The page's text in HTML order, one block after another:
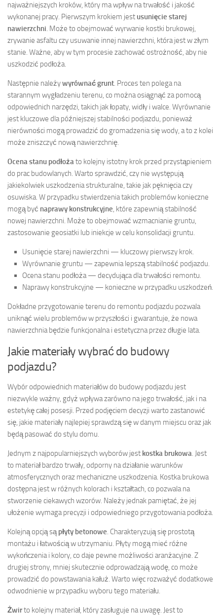
najważniejszych kroków, który ma wpływ na trwałość i jakość
wykonanej pracy. Pierwszym krokiem jest usunięcie starej
nawierzchni. Może to obejmować wyrwanie kostki brukowej,
zrywanie asfaltu czy usuwanie innej nawierzchni, która jest w złym
stanie. Ważne, aby w tym procesie zachować ostrożność, aby nie
uszkodzić podłoża.
Następnie należywyrównać grunt. Proces ten polega na
starannym wygładzeniu terenu, co można osiągnąć za pomocą
odpowiednich narzędzi, takich jak łopaty, widły i walce. Wyrównanie
jest kluczowe dla późniejszej stabilności podjazdu, ponieważ
nierówności mogą prowadzić do gromadzenia się wody, a to z kolei
może zniszczyć nową nawierzchnię.
Ocena stanu podłożato kolejny istotny krok przed przystąpieniem
do prac budowlanych. Warto sprawdzić, czy nie występują
jakiekolwiek uszkodzenia strukturalne, takie jak pęknięcia czy
osuwiska. W przypadku stwierdzenia takich problemów konieczne
mogą być naprawy konstrukcyjne, które zapewnią stabilność
nowej nawierzchni. Może to obejmować wzmacnianie gruntu,
zastosowanie geosiatki lub iniekcje w celu konsolidacji gruntu.
Usunięcie starej nawierzchni — kluczowy pierwszy krok.
Wyrównanie gruntu — zapewnia lepszą stabilność podjazdu.
Ocena stanu podłoża — decydująca dla trwałości remontu.
Naprawy konstrukcyjne — konieczne w przypadku uszkodzeń.
Dokładne przygotowanie terenu do remontu podjazdu pozwala
uniknąć wielu problemów w przyszłości i gwarantuje, że nowa
nawierzchnia będzie funkcjonalna i estetyczna przez długie lata.
Jakie materiały wybrać do budowy
podjazdu?
Wybór odpowiednich materiałów do budowy podjazdu jest
niezwykle ważny, gdyż wpływa zarówno na jego trwałość, jak i na
estetykę całej posesji. Przed podjęciem decyzji warto zastanowić
się, jakie materiały najlepiej sprawdzą się w danym miejscu oraz jak
będą pasować do stylu domu.
Jednym z najpopularniejszych wyborów jest kostka brukowa. Jest
to materiał bardzo trwały, odporny na działanie warunków
atmosferycznych oraz mechaniczne uszkodzenia. Kostka brukowa
dostępna jest w różnych kolorach i kształtach, co pozwala na
stworzenie ciekawych wzorów. Należy jednak pamiętać, że jej
ułożenie wymaga precyzji i odpowiedniego przygotowania podłoża.
Kolejną opcją sąpłyty betonowe. Charakteryzują się prostotą
montażu i łatwością w utrzymaniu. Płyty mogą mieć różne
wykończenia i kolory, co daje pewne możliwości aranżacyjne. Z
drugiej strony, mniej skutecznie odprowadzają wodę, co może
prowadzić do powstawania kałuż. Warto więc rozważyć dodatkowe
odwodnienie w przypadku wyboru tego materiału.
Żwirto kolejny materiał, który zasługuje na uwagę. Jest to